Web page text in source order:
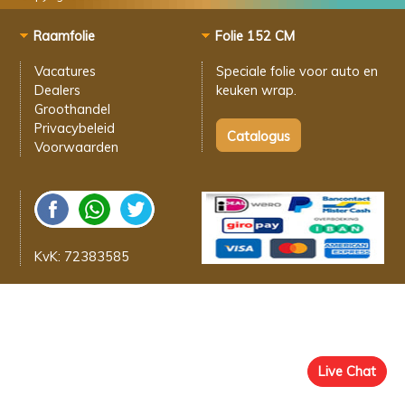
Live Chat
Raamfolie
Vacatures
Dealers
Groothandel
Privacybeleid
Voorwaarden
Folie 152 CM
Speciale folie voorauto en
keuken wrap.
KvK: 72383585